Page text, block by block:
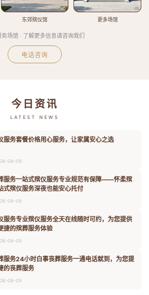
东郊殡仪馆 更多场馆
场馆 · 了解更多信息请咨询我们
电话咨询
今日资讯
LATEST NEWS
服务套餐价格用心服务，让家属安心之选
08-09
服务一站式殡仪服务专业规范有保障——怀柔殡
式殡仪服务深夜也能安心托付
08-09
服务专业殡仪服务全天在线随时可约，为您提供
捷的殡葬服务体验
08-09
服务24小时白事丧葬服务一通电话就到，为您提
的丧葬服务
08-09